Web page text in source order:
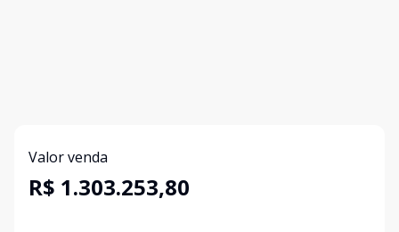
Valor venda
R$ 1.303.253,80